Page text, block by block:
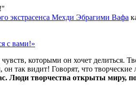
⠀
экстрасенса Мехди Эбрагими Вафа
с вами!»
которыми он хочет делиться.
так видит! Говорят, что
Люди творчества открыты миру,